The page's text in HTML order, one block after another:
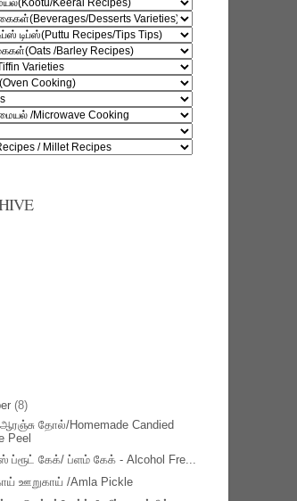
(8)
தோல்/Homemade Candied
Peel
ப்ரூட் கேக்/ ப்ளம் கேக் - Alcohol Fre...
ஊறுகாய் /Amla Pickle